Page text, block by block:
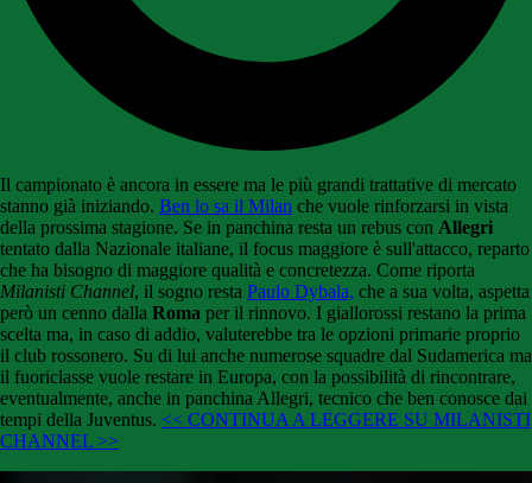
Il campionato è ancora in essere ma le più grandi trattative di mercato
stanno già iniziando. Ben lo sa il Milan che vuole rinforzarsi in vista
della prossima stagione. Se in panchina resta un rebus con Allegri
tentato dalla Nazionale italiane, il focus maggiore è sull'attacco, reparto
che ha bisogno di maggiore qualità e concretezza. Come riporta
Milanisti Channel, il sogno resta Paulo Dybala, che a sua volta, aspetta
però un cenno dalla Roma per il rinnovo. I giallorossi restano la prima
scelta ma, in caso di addio, valuterebbe tra le opzioni primarie proprio
il club rossonero. Su di lui anche numerose squadre dal Sudamerica ma
il fuoriclasse vuole restare in Europa, con la possibilità di rincontrare,
eventualmente, anche in panchina Allegri, tecnico che ben conosce dai
tempi della Juventus. << CONTINUA A LEGGERE SU MILANISTI
CHANNEL >>